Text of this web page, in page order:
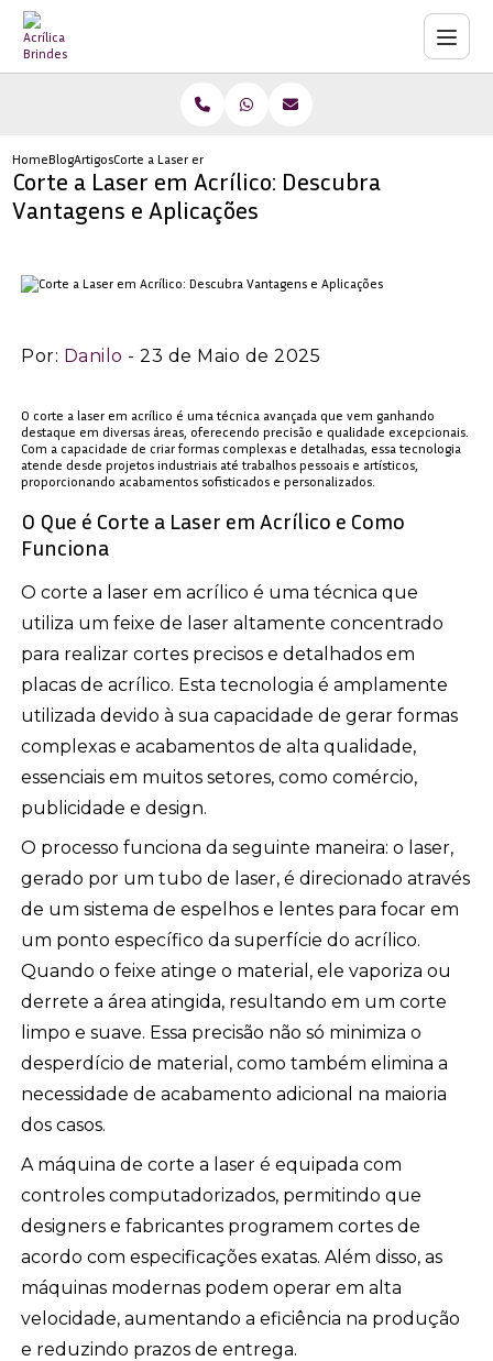
HomeBlogArtigosCorte a Laser em Acrílico: Descubra Vantagens e Aplicações
Corte a Laser em Acrílico: Descubra
Vantagens e Aplicações
Por: Danilo - 23 de Maio de 2025
O corte a laser em acrílico é uma técnica avançada que vem ganhando
destaque em diversas áreas, oferecendo precisão e qualidade excepcionais.
Com a capacidade de criar formas complexas e detalhadas, essa tecnologia
atende desde projetos industriais até trabalhos pessoais e artísticos,
proporcionando acabamentos sofisticados e personalizados.
O Que é Corte a Laser em Acrílico e Como
Funciona
O corte a laser em acrílico é uma técnica que
utiliza um feixe de laser altamente concentrado
para realizar cortes precisos e detalhados em
placas de acrílico. Esta tecnologia é amplamente
utilizada devido à sua capacidade de gerar formas
complexas e acabamentos de alta qualidade,
essenciais em muitos setores, como comércio,
publicidade e design.
O processo funciona da seguinte maneira: o laser,
gerado por um tubo de laser, é direcionado através
de um sistema de espelhos e lentes para focar em
um ponto específico da superfície do acrílico.
Quando o feixe atinge o material, ele vaporiza ou
derrete a área atingida, resultando em um corte
limpo e suave. Essa precisão não só minimiza o
desperdício de material, como também elimina a
necessidade de acabamento adicional na maioria
dos casos.
A máquina de corte a laser é equipada com
controles computadorizados, permitindo que
designers e fabricantes programem cortes de
acordo com especificações exatas. Além disso, as
máquinas modernas podem operar em alta
velocidade, aumentando a eficiência na produção
e reduzindo prazos de entrega.